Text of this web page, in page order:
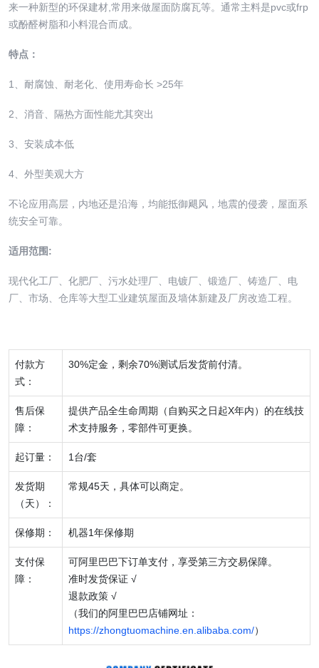
来一种新型的环保建材,常用来做屋面防腐瓦等。通常主料是pvc或frp
或酚醛树脂和小料混合而成。
特点：
1、耐腐蚀、耐老化、使用寿命长 >25年
2、消音、隔热方面性能尤其突出
3、安装成本低
4、外型美观大方
不论应用高层，内地还是沿海，均能抵御飓风，地震的侵袭，屋面系
统安全可靠。
适用范围:
现代化工厂、化肥厂、污水处理厂、电镀厂、锻造厂、铸造厂、电
厂、市场、仓库等大型工业建筑屋面及墙体新建及厂房改造工程。
付款方
式：
30%定金，剩余70%测试后发货前付清。
售后保
障：
提供产品全生命周期（自购买之日起X年内）的在线技
术支持服务，零部件可更换。
起订量： 1台/套
发货期
（天）：
常规45天，具体可以商定。
保修期： 机器1年保修期
支付保
障：
可阿里巴巴下订单支付，享受第三方交易保障。
准时发货保证 √
退款政策 √
（我们的阿里巴巴店铺网址：
https://zhongtuomachine.en.alibaba.com/）